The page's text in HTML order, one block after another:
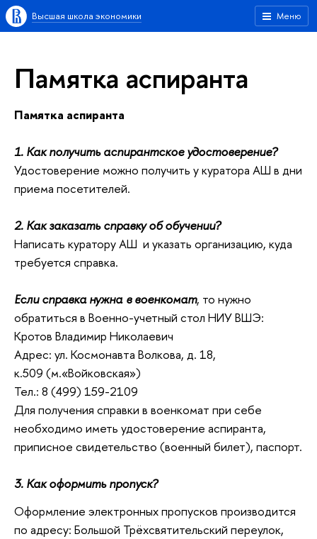
Меню
Высшая школа экономики
Памятка аспиранта
Памятка аспиранта
1. Как получить аспирантское удостоверение?
Удостоверение можно получить у куратора АШ в дни
приема посетителей.
2. Как заказать справку об обучении?
Написать куратору АШ и указать организацию, куда
требуется справка.
Если справка нужна в военкомат, то нужно
обратиться в Военно-учетный стол НИУ ВШЭ:
Кротов Владимир Николаевич
Адрес: ул. Космонавта Волкова, д. 18,
к.509 (м.«Войковская»)
Тел.: 8 (499) 159-2109
Для получения справки в военкомат при себе
необходимо иметь удостоверение аспиранта,
приписное свидетельство (военный билет), паспорт.
3. Как оформить пропуск?
Оформление электронных пропусков производится
по адресу: Большой Трёхсвятительский переулок,